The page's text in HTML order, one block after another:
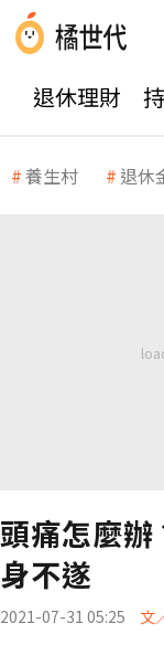
退休理財
養生村 退休
頭痛怎麼
身不遂
2021-07-31 05:25 文